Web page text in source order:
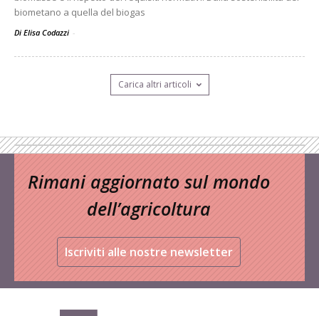
biometano a quella del biogas
Di Elisa Codazzi -
Carica altri articoli
Rimani aggiornato sul mondo
dell’agricoltura
Iscriviti alle nostre newsletter